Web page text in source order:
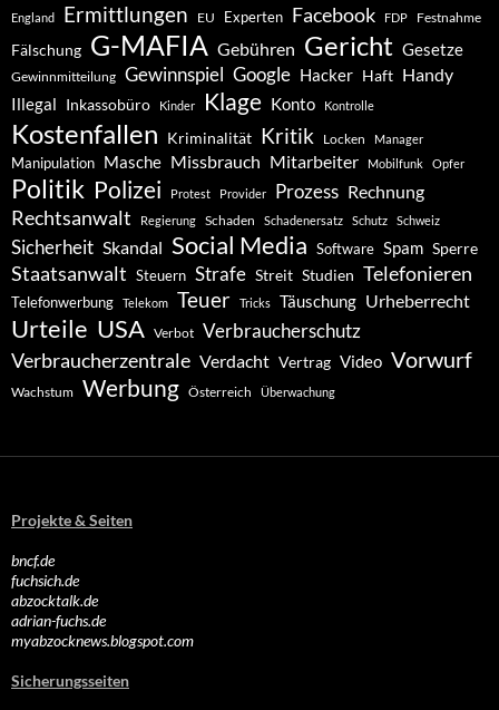
England Ermittlungen EU Experten Facebook FDP Festnahme
Fälschung G-MAFIA Gebühren Gericht Gesetze
Gewinnmitteilung Gewinnspiel Google Hacker Haft Handy
Illegal Inkassobüro Kinder Klage Konto Kontrolle
Kostenfallen Kriminalität Kritik Locken Manager
Manipulation Masche Missbrauch Mitarbeiter Mobilfunk Opfer
Politik Polizei Protest Provider Prozess Rechnung
Rechtsanwalt Regierung Schaden Schadenersatz Schutz Schweiz
Sicherheit Skandal Social Media Software Spam Sperre
Staatsanwalt Steuern Strafe Streit Studien Telefonieren
Telefonwerbung Telekom Teuer Tricks Täuschung Urheberrecht
Urteile USA Verbot Verbraucherschutz
Verbraucherzentrale Verdacht Vertrag Video Vorwurf
Wachstum Werbung Österreich Überwachung
Projekte & Seiten
bncf.de
fuchsich.de
abzocktalk.de
adrian-fuchs.de
myabzocknews.blogspot.com
Sicherungsseiten